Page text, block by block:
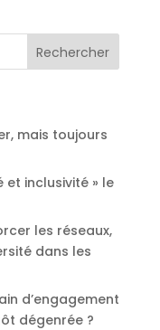
mais toujours
et inclusivité » le
les réseaux,
dans les
d’engagement
dégenrée ?